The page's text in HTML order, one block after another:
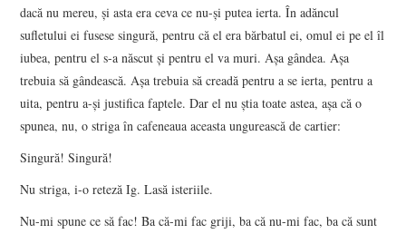
dacă nu mereu, şi asta era ceva ce nu-şi putea ierta. În adăncul
sufletului ei fusese singură, pentru că el era bărbatul ei, omul ei pe el îl
iubea, pentru el s-a născut şi pentru el va muri. Aşa gândea. Aşa
trebuia să gândească. Aşa trebuia să creadă pentru a se ierta, pentru a
uita, pentru a-şi justifica faptele. Dar el nu ştia toate astea, aşa că o
spunea, nu, o striga în cafeneaua aceasta ungurească de cartier:
Singură! Singură!
Nu striga, i-o reteză Ig. Lasă isteriile.
Nu-mi spune ce să fac! Ba că-mi fac griji, ba că nu-mi fac, ba că sunt